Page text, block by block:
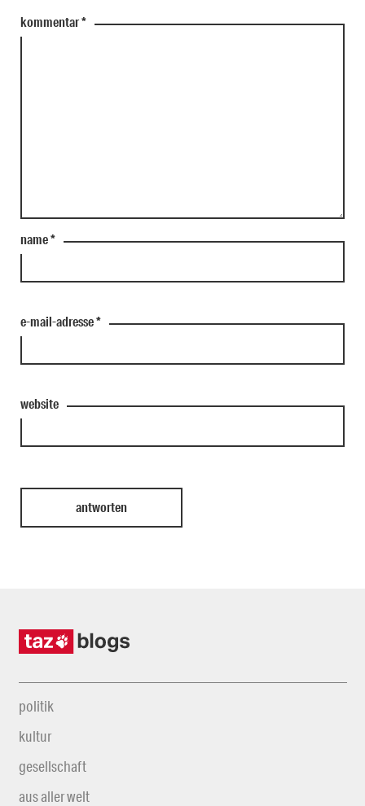
kommentar*
name*
e-mail-adresse*
website
politik
kultur
gesellschaft
aus aller welt